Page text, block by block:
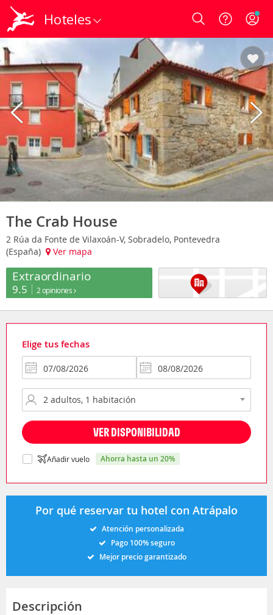
Hoteles Login
The Crab House
2 Rúa da Fonte de Vilaxoán-V, Sobradelo, Pontevedra
(España)
Ver mapa
Extraordinario
9.5 2 opiniones
Elige tus fechas
VER DISPONIBILIDAD
Añadir vuelo ahorra hasta un 20%
Por qué reservar tu hotel con Atrápalo
Atención personalizada
Pago 100% seguro
Mejor precio garantizado
Descripción